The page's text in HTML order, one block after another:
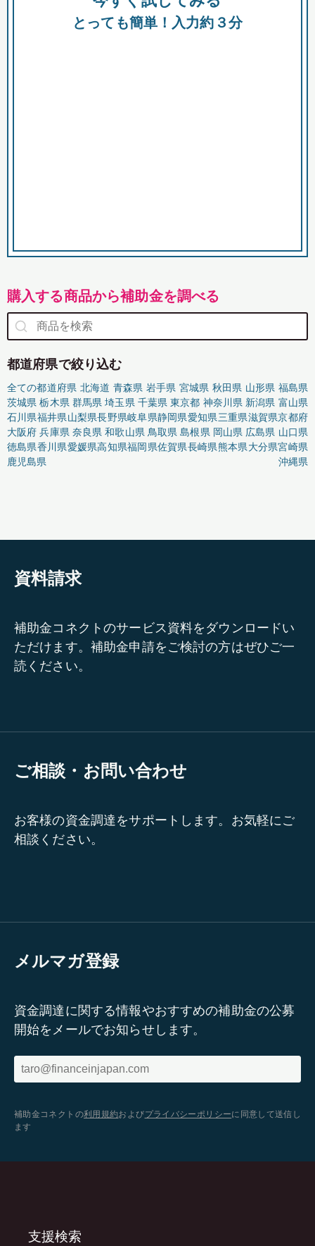
とっても簡単！入力約３分
購入する商品から補助金を調べる
都道府県で絞り込む
全ての都道府県 北海道 青森県 岩手県 宮城県 秋田県 山形県 福島県
茨城県 栃木県 群馬県 埼玉県 千葉県 東京都 神奈川県 新潟県 富山県
石川県福井県山梨県長野県岐阜県静岡県愛知県三重県滋賀県京都府
大阪府 兵庫県 奈良県 和歌山県 鳥取県 島根県 岡山県 広島県 山口県
徳島県香川県愛媛県高知県福岡県佐賀県長崎県熊本県大分県宮崎県
鹿児島県
沖縄県
資料請求
補助金コネクトのサービス資料をダウンロードい
ただけます。補助金申請をご検討の方はぜひご一
読ください。
ご相談・お問い合わせ
お客様の資金調達をサポートします。お気軽にご
相談ください。
メルマガ登録
資金調達に関する情報やおすすめの補助金の公募
開始をメールでお知らせします。
補助金コネクトの利用規約およびプライバシーポリシーに同意して送信し
ます
支援検索